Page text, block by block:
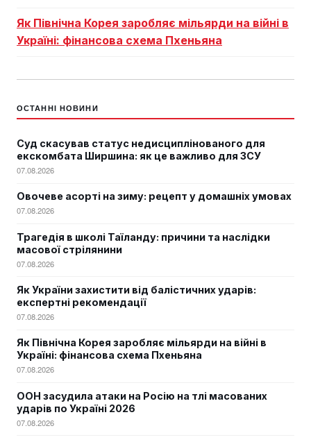
Як Північна Корея заробляє мільярди на війні в
Україні: фінансова схема Пхеньяна
ОСТАННІ НОВИНИ
Суд скасував статус недисциплінованого для
екскомбата Ширшина: як це важливо для ЗСУ
07.08.2026
Овочеве асорті на зиму: рецепт у домашніх умовах
07.08.2026
Трагедія в школі Таїланду: причини та наслідки
масової стрілянини
07.08.2026
Як України захистити від балістичних ударів:
експертні рекомендації
07.08.2026
Як Північна Корея заробляє мільярди на війні в
Україні: фінансова схема Пхеньяна
07.08.2026
ООН засудила атаки на Росію на тлі масованих
ударів по Україні 2026
07.08.2026